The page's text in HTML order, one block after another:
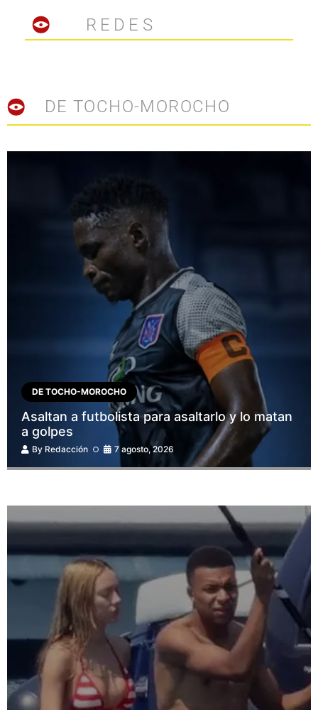
REDES
DE TOCHO-MOROCHO
DE TOCHO-MOROCHO
Asaltan a futbolista para asaltarlo y lo matan
a golpes
By Redacción 7 agosto, 2026